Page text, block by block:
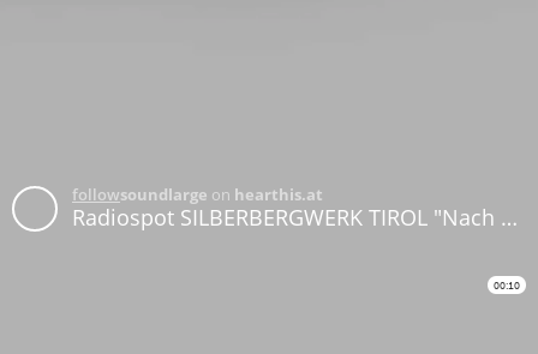
followsoundlarge on hearthis.at
Radiospot SILBERBERGWERK TIROL "Nach Corona Eröffnung 2020"
00:10